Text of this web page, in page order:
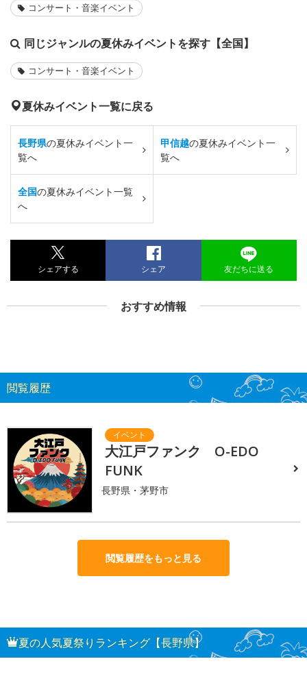
コンサート・音楽イベント
同じジャンルの夏休みイベントを探す【全国】
コンサート・音楽イベント
夏休みイベント一覧に戻る
長野県の夏休みイベント一
覧へ
甲信越の夏休みイベント一
覧へ
全国の夏休みイベント一覧
へ
シェアする シェア 友だちに送る
おすすめ情報
閲覧履歴
大江戸ファンク O-EDO
FUNK
長野県・茅野市
閲覧履歴をもっと見る
夏の人気夏祭りランキング【長野県】